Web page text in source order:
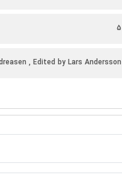
5
, Edited by Lars Andersson